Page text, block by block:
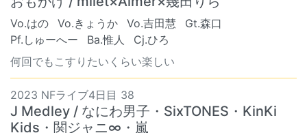
Vo.はの Vo.きょうか Vo.吉田慧
Gt.森口
Pf.しゅーへー
Ba.惟人
Cj.ひろ
何回でもこすりたいくらい楽しい
2023 NFライブ4日目 38
J Medley / なにわ男子・SixTONES・KinKi
Kids・関ジャニ∞・嵐